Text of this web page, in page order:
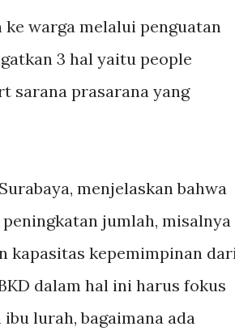
warga melalui penguatan
3 hal yaitu people
sarana prasarana yang
menjelaskan bahwa
jumlah, misalnya
kapasitas kepemimpinan
dalam hal ini harus fokus
lurah, bagaimana ada